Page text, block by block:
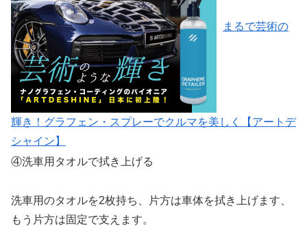
まるで芸術の
輝き！グラフェン・スプレーでクルマを美しく【アートデ
シャイン】
④洗車用タオルで拭き上げる
洗車用のタオルを2枚持ち、片方は車体を拭き上げます、
もう片方は固定で支えます。